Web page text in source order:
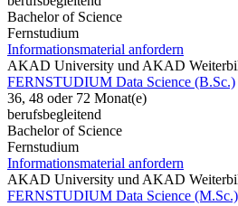
Bachelor of Science
Fernstudium
Informationsmaterial anfordern
AKAD University und AKAD
FERNSTUDIUM Data Science (B.Sc.)
36, 48 oder 72 Monat(e)
berufsbegleitend
Bachelor of Science
Fernstudium
Informationsmaterial anfordern
AKAD University und AKAD
FERNSTUDIUM Data Science (M.Sc.)